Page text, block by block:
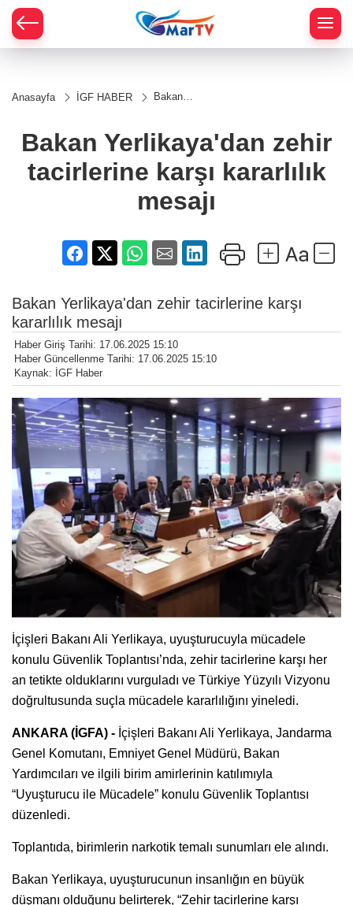
Anasayfa İGF HABER
Bakan
tacirlerine
karşı
kararlılık
mesajı
Bakan Yerlikaya'dan zehir
tacirlerine karşı kararlılık
mesajı
Bakan Yerlikaya'dan zehir tacirlerine karşı
kararlılık mesajı
Haber Giriş Tarihi: 17.06.2025 15:10
Haber Güncellenme Tarihi: 17.06.2025 15:10
Kaynak: İGF Haber
İçişleri Bakanı Ali Yerlikaya, uyuşturucuyla mücadele
konulu Güvenlik Toplantısı’nda, zehir tacirlerine karşı her
an tetikte olduklarını vurguladı ve Türkiye Yüzyılı Vizyonu
doğrultusunda suçla mücadele kararlılığını yineledi.
ANKARA (İGFA) - İçişleri Bakanı Ali Yerlikaya, Jandarma
Genel Komutanı, Emniyet Genel Müdürü, Bakan
Yardımcıları ve ilgili birim amirlerinin katılımıyla
“Uyuşturucu ile Mücadele” konulu Güvenlik Toplantısı
düzenledi.
Toplantıda, birimlerin narkotik temalı sunumları ele alındı.
Bakan Yerlikaya, uyuşturucunun insanlığın en büyük
düşmanı olduğunu belirterek, “Zehir tacirlerine karşı